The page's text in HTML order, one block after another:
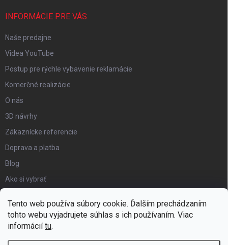
Tento web používa súbory cookie. Ďalším prechádzaním
tohto webu vyjadrujete súhlas s ich používaním. Viac
informáciítu.
INFORMÁCIE PRE VÁS
Naše predajne
Videa YouTube
Postup pre rýchle vybavenie reklamácie
Komerčné realizácie
O nás
3D návrhy
Zákaznícke referencie
Doprava a platba
Blog
Ako si vybrať
Certifikát kvality
Moja objednávka